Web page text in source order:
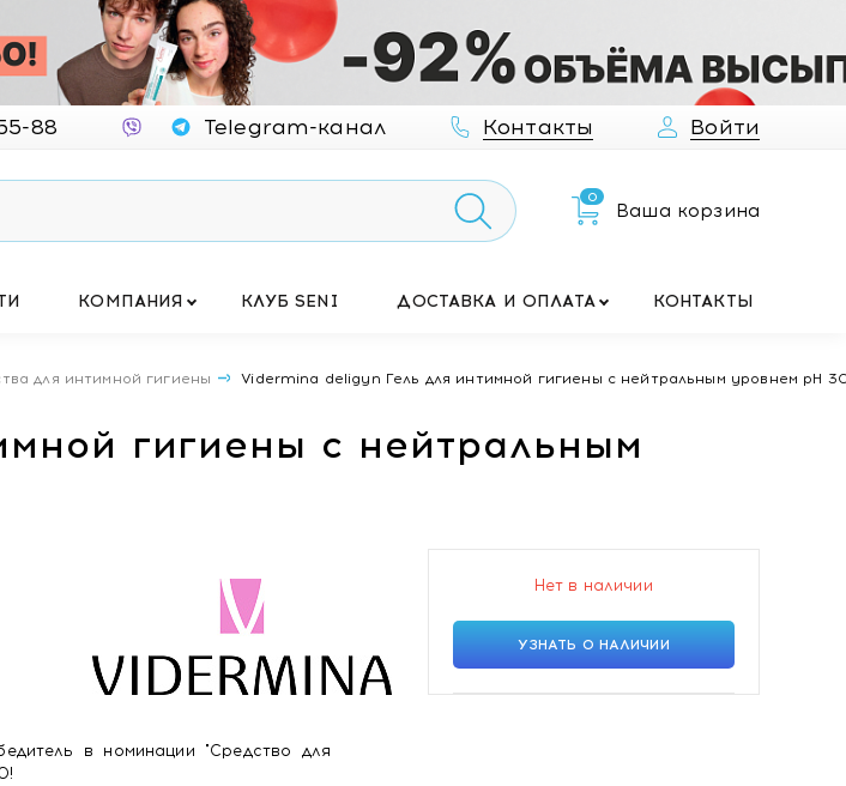
88 Telegram-канал Контакты Войти
0
Ваша корзина
КОМПАНИЯ КЛУБ SENI ДОСТАВКА И ОПЛАТА КОНТАКТЫ
для интимной гигиены Vidermina deligyn Гель для интимной гигиены с нейтральным уровнем pH
гигиены с нейтральным
в номинации "Средство для
Нет в наличии
УЗНАТЬ О НАЛИЧИИ